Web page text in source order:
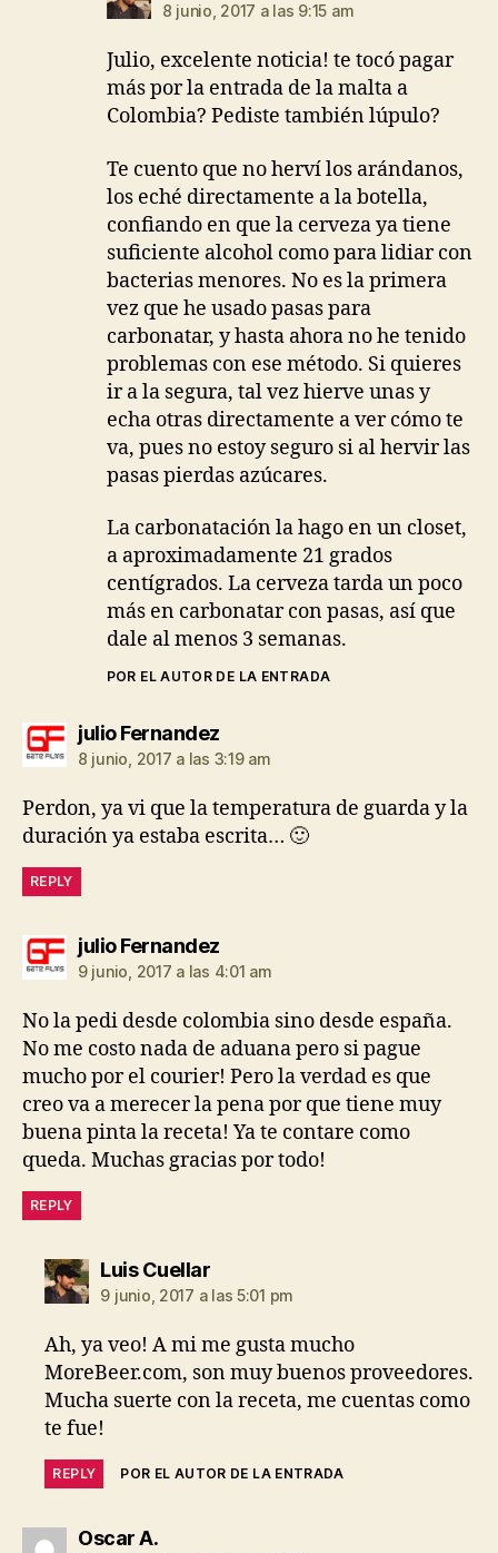
8 junio, 2017 a las 9:15 am
Julio, excelente noticia! te tocó pagar
más por la entrada de la malta a
Colombia? Pediste también lúpulo?
Te cuento que no herví los arándanos,
los eché directamente a la botella,
confiando en que la cerveza ya tiene
suficiente alcohol como para lidiar con
bacterias menores. No es la primera
vez que he usado pasas para
carbonatar, y hasta ahora no he tenido
problemas con ese método. Si quieres
ir a la segura, tal vez hierve unas y
echa otras directamente a ver cómo te
va, pues no estoy seguro si al hervir las
pasas pierdas azúcares.
La carbonatación la hago en un closet,
a aproximadamente 21 grados
centígrados. La cerveza tarda un poco
más en carbonatar con pasas, así que
dale al menos 3 semanas.
POR EL AUTOR DE LA ENTRADA
julio Fernandezdice:
8 junio, 2017 a las 3:19 am
Perdon, ya vi que la temperatura de guarda y la
duración ya estaba escrita… 🙂
REPLY
julio Fernandezdice:
9 junio, 2017 a las 4:01 am
No la pedi desde colombia sino desde españa.
No me costo nada de aduana pero si pague
mucho por el courier! Pero la verdad es que
creo va a merecer la pena por que tiene muy
buena pinta la receta! Ya te contare como
queda. Muchas gracias por todo!
REPLY
Luis Cuellardice:
9 junio, 2017 a las 5:01 pm
Ah, ya veo! A mi me gusta mucho
MoreBeer.com, son muy buenos proveedores.
Mucha suerte con la receta, me cuentas como
te fue!
REPLY POR EL AUTOR DE LA ENTRADA
Oscar A.dice: